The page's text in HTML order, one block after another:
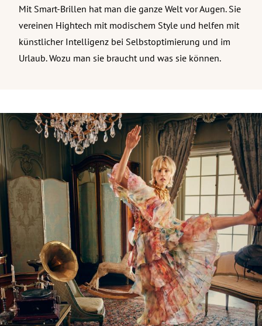
Untermenü
Untermenü
Mit Smart-Brillen hat man die ganze Welt vor Augen. Sie
vereinen Hightech mit modischem Style und helfen mit
künstlicher Intelligenz bei Selbstoptimierung und im
Urlaub. Wozu man sie braucht und was sie können.